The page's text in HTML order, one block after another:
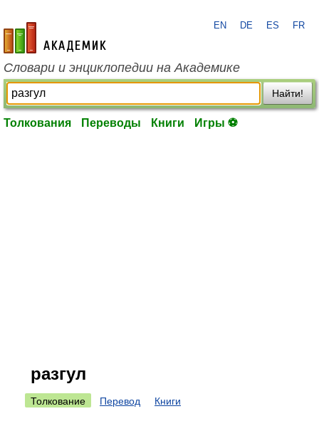
academic.ru
EN DE ES FR
Словари и энциклопедии на Академике
Найти!
Толкования Переводы Книги Игры ⚽
разгул
Толкование Перевод Книги